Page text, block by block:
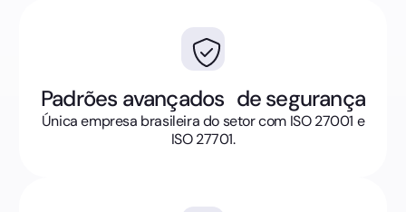
Padrões avançados de segurança
Única empresa brasileira do setor com ISO 27001 e
ISO 27701.